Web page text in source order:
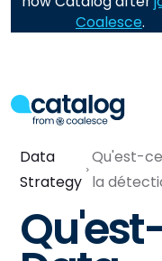
Coalesce.
Data
Strategy
Qu'est-
la